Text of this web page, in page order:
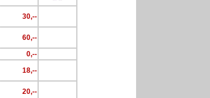
30,--
60,--
0,--
18,--
20,--